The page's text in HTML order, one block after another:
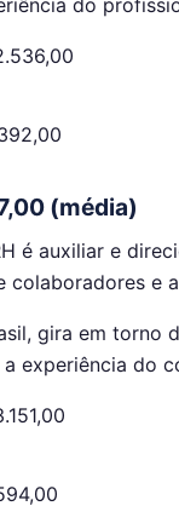
do
(média)
é auxiliar e
colaboradores e
gira em torno
experiência do